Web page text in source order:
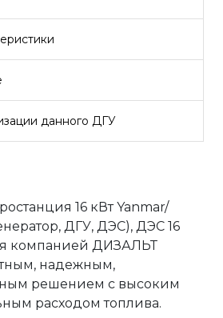
данного ДГУ
16 кВт Yanmar/
ДГУ, ДЭС), ДЭС 16
компанией ДИЗАЛЬТ
надежным,
решением с высоким
расходом топлива.